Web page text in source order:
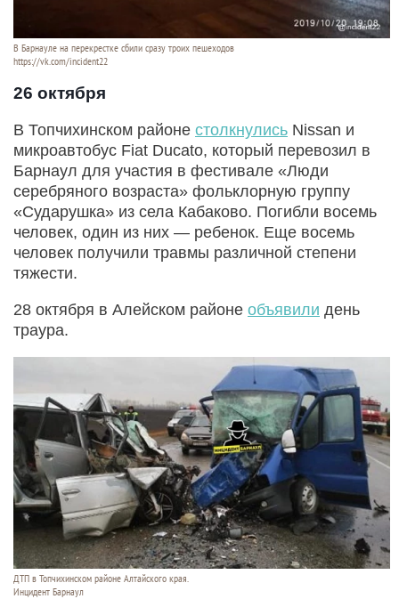
В Барнауле на перекрестке сбили сразу троих пешеходов
https://vk.com/incident22
26 октября
В Топчихинском районе столкнулись Nissan и
микроавтобус Fiat Ducato, который перевозил в
Барнаул для участия в фестивале «Люди
серебряного возраста» фольклорную группу
«Сударушка» из села Кабаково. Погибли восемь
человек, один из них — ребенок. Еще восемь
человек получили травмы различной степени
тяжести.
28 октября в Алейском районе объявили день
траура.
ДТП в Топчихинском районе Алтайского края.
Инцидент Барнаул